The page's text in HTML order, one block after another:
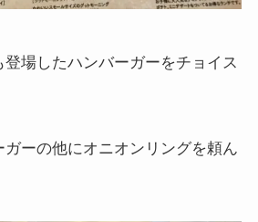
場したハンバーガーをチョイス
ーの他にオニオンリングを頼ん